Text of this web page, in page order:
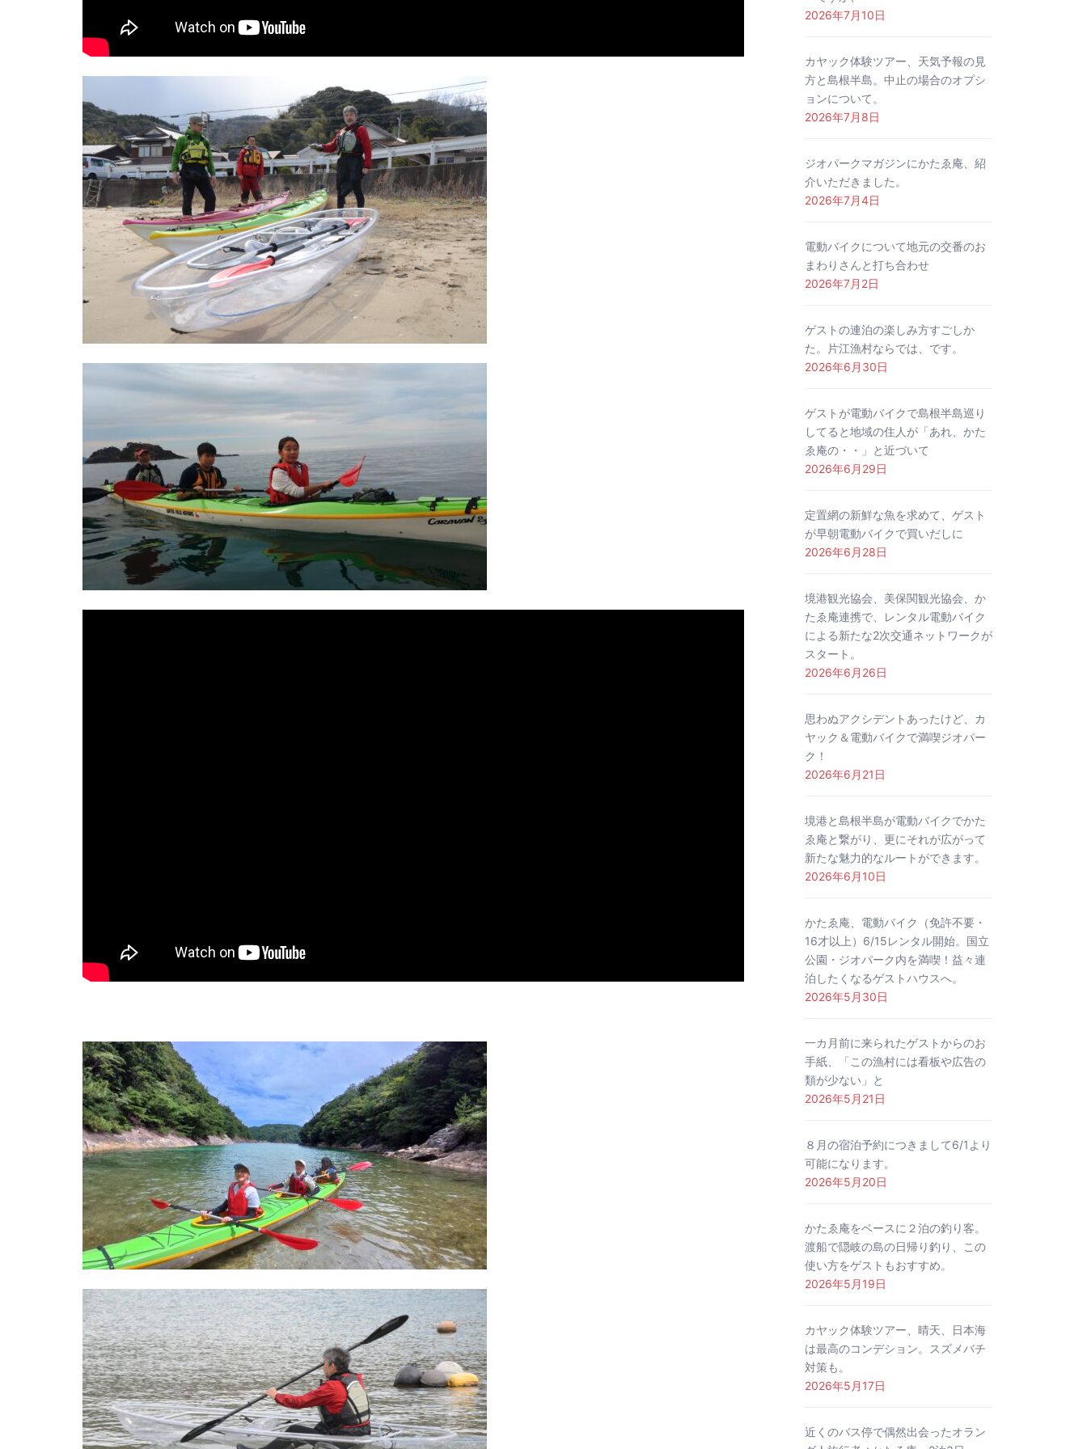
2026年7月10日
カヤック体験ツアー、天気予報の見
方と島根半島。中止の場合のオプシ
ョンについて。
2026年7月8日
ジオパークマガジンにかたゑ庵、紹
介いただきました。
2026年7月4日
電動バイクについて地元の交番のお
まわりさんと打ち合わせ
2026年7月2日
ゲストの連泊の楽しみ方すごしか
た。片江漁村ならでは、です。
2026年6月30日
ゲストが電動バイクで島根半島巡り
してると地域の住人が「あれ、かた
ゑ庵の・・」と近づいて
2026年6月29日
定置網の新鮮な魚を求めて、ゲスト
が早朝電動バイクで買いだしに
2026年6月28日
境港観光協会、美保関観光協会、か
たゑ庵連携で、レンタル電動バイク
による新たな2次交通ネットワークが
スタート。
2026年6月26日
思わぬアクシデントあったけど、カ
ヤック＆電動バイクで満喫ジオパー
ク！
2026年6月21日
境港と島根半島が電動バイクでかた
ゑ庵と繋がり、更にそれが広がって
新たな魅力的なルートができます。
2026年6月10日
かたゑ庵、電動バイク（免許不要・
16才以上）6/15レンタル開始。国立
公園・ジオパーク内を満喫！益々連
泊したくなるゲストハウスへ。
2026年5月30日
一カ月前に来られたゲストからのお
手紙、「この漁村には看板や広告の
類が少ない」と
2026年5月21日
８月の宿泊予約につきまして6/1より
可能になります。
2026年5月20日
かたゑ庵をベースに２泊の釣り客。
渡船で隠岐の島の日帰り釣り、この
使い方をゲストもおすすめ。
2026年5月19日
カヤック体験ツアー、晴天、日本海
は最高のコンデション。スズメバチ
対策も。
2026年5月17日
近くのバス停で偶然出会ったオラン